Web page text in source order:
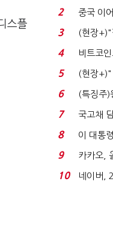
스플
로봇·AI
2
중국 이
국전쟁’
3
(현장+)"
요"…'덜
4
비트코
처분' 기
5
(현장
빈 매대
6
(특징주)
지에 상
7
국고채
금 폭탄'
8
이 대통
적극적
9
카카오,
6.3% 인
10
네이버,